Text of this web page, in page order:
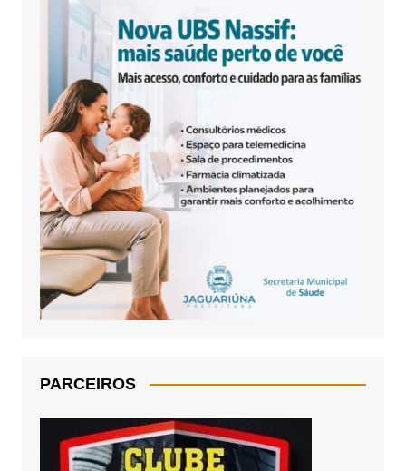
PARCEIROS